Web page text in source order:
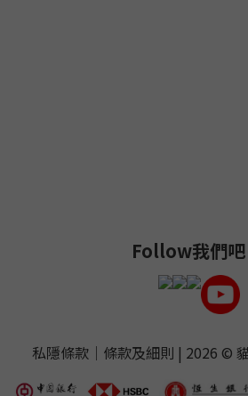
Follow我們
私隱條款｜ 條款及細則 | 2026 ©